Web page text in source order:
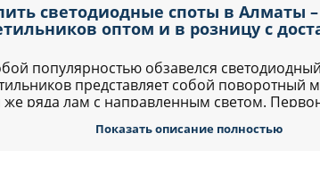
светодиодные споты в Алматы
оптом и в розницу с
популярностью обзавелся
представляет собой поворотный
же ряда лам с направленным светом.
свечение. Сейчас же модели
Показать описание полностью
Показать описание полностью